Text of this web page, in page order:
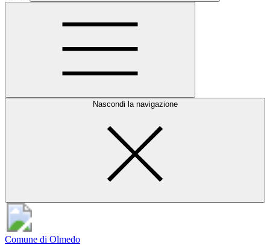
Nascondi la navigazione
Comune di Olmedo